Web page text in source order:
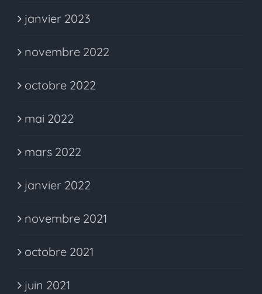
janvier 2023
novembre 2022
octobre 2022
mai 2022
mars 2022
janvier 2022
novembre 2021
octobre 2021
juin 2021